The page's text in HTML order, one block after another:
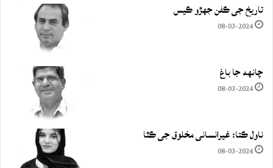
تاريخ جي ڪفن جھڙو ڪيس
08-03-2024
چانهه جا باغ
08-03-2024
ناول ڪتا: غيرانساني مخلوق جي ڪٿا
08-03-2024